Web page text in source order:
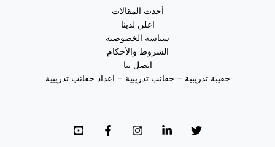
أحدث المقالات
اعلن لدينا
سياسة الخصوصية
الشروط والأحكام
اتصل بنا
حقيبة تدريبية – حقائب تدريبية – اعداد حقائب تدريبية